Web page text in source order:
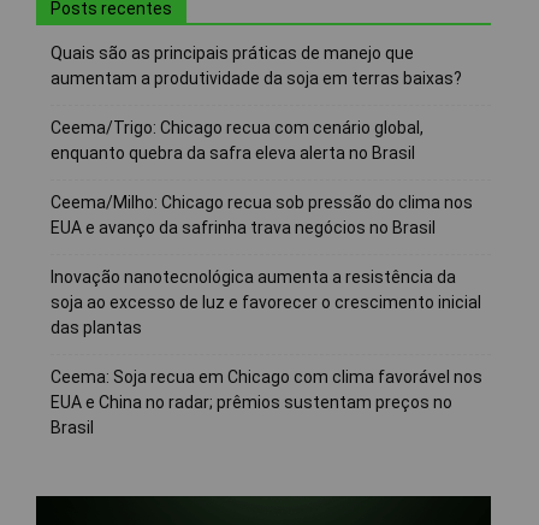
Posts recentes
Quais são as principais práticas de manejo que
aumentam a produtividade da soja em terras baixas?
Ceema/Trigo: Chicago recua com cenário global,
enquanto quebra da safra eleva alerta no Brasil
Ceema/Milho: Chicago recua sob pressão do clima nos
EUA e avanço da safrinha trava negócios no Brasil
Inovação nanotecnológica aumenta a resistência da
soja ao excesso de luz e favorecer o crescimento inicial
das plantas
Ceema: Soja recua em Chicago com clima favorável nos
EUA e China no radar; prêmios sustentam preços no
Brasil